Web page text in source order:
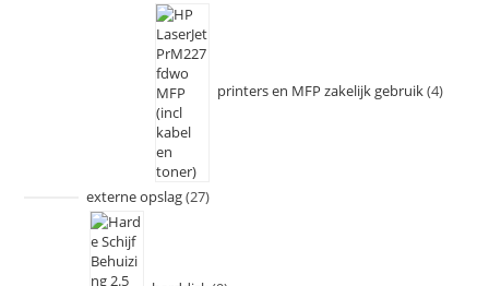
printers en MFP zakelijk gebruik 4
externe opslag 27